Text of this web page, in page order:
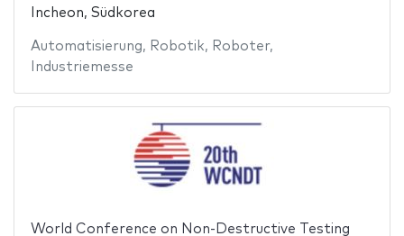
Incheon, Südkorea
Automatisierung, Robotik, Roboter,
Industriemesse
World Conference on Non-Destructive Testing